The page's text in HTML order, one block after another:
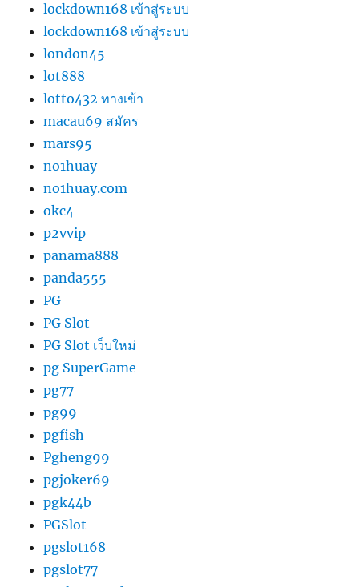
lockdown168 เข้าสู่ระบบ
lockdown168 เข้าสู่ระบบ
london45
lot888
lotto432 ทางเข้า
macau69 สมัคร
mars95
no1huay
no1huay.com
okc4
p2vvip
panama888
panda555
PG
PG Slot
PG Slot เว็บใหม่
pg SuperGame
pg77
pg99
pgfish
Pgheng99
pgjoker69
pgk44b
PGSlot
pgslot168
pgslot77